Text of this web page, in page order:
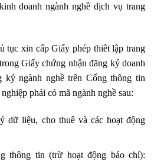
doanh ngành nghề dịch vụ trang
tục xin cấp Giấy phép thiêt lập trang
Giấy chứng nhận đăng ký doanh
ký ngành nghề trên Cổng thông tin
phải có mã ngành nghề sau:
dữ liệu, cho thuê và các hoạt động
thông tin (trừ hoạt động báo chí):